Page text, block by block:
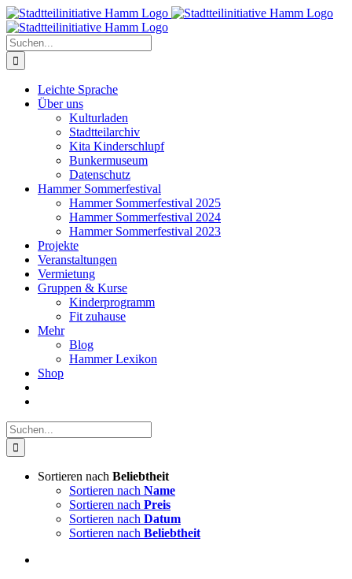
Zum
Inhalt
springen
Suche
nach:
Leichte Sprache
Über uns
Kulturladen
Stadtteilarchiv
Kita Kinderschlupf
Bunkermuseum
Datenschutz
Hammer Sommerfestival
Hammer Sommerfestival 2025
Hammer Sommerfestival 2024
Hammer Sommerfestival 2023
Projekte
Veranstaltungen
Vermietung
Gruppen & Kurse
Kinderprogramm
Fit zuhause
Mehr
Blog
Hammer Lexikon
Shop
Suche
nach:
Sortieren nach Beliebtheit
Sortieren nach Name
Sortieren nach Preis
Sortieren nach Datum
Sortieren nach Beliebtheit